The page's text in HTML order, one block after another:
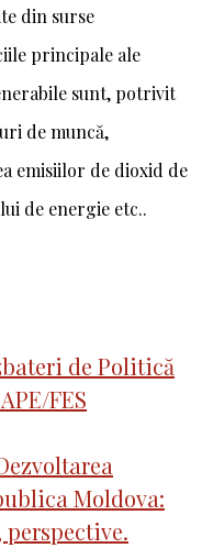
din surse
principale ale
sunt, potrivit
de muncă,
emisiilor de dioxid de
de energie etc..
de Politică
FES
Moldova: